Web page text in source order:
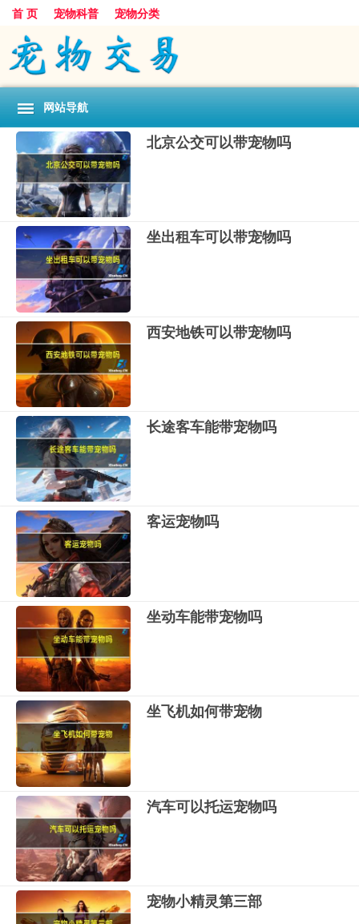
首 页 宠物科普 宠物分类
网站导航
北京公交可以带宠物吗
坐出租车可以带宠物吗
西安地铁可以带宠物吗
长途客车能带宠物吗
客运宠物吗
坐动车能带宠物吗
坐飞机如何带宠物
汽车可以托运宠物吗
宠物小精灵第三部